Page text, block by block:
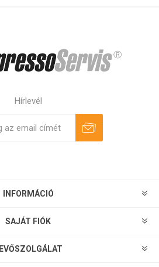
Hírlevél
INFORMÁCIÓ
SAJÁT FIÓK